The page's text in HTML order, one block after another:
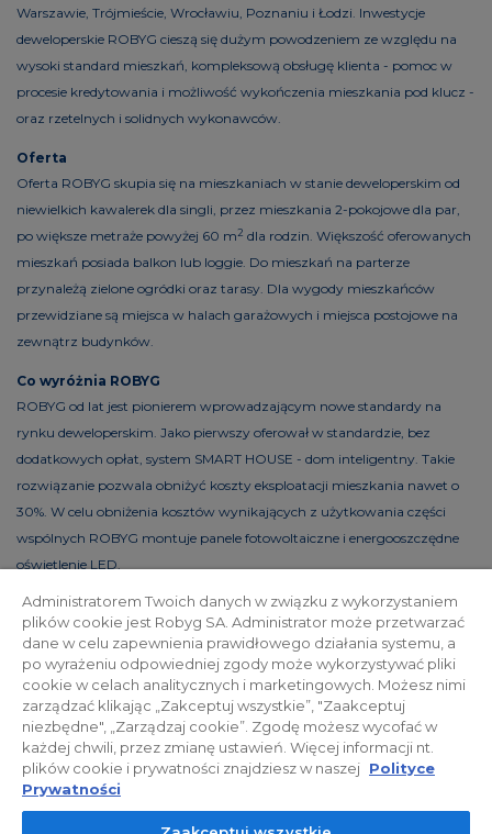
Warszawie, Trójmieście, Wrocławiu, Poznaniu i Łodzi. Inwestycje
deweloperskie ROBYG cieszą się dużym powodzeniem ze względu na
wysoki standard mieszkań, kompleksową obsługę klienta - pomoc w
procesie kredytowania i możliwość wykończenia mieszkania pod klucz -
oraz rzetelnych i solidnych wykonawców.
Oferta
Oferta ROBYG skupia się na mieszkaniach w stanie deweloperskim od
niewielkich kawalerek dla singli, przez mieszkania 2-pokojowe dla par,
po większe metraże powyżej 60 m2 dla rodzin. Większość oferowanych
mieszkań posiada balkon lub loggie. Do mieszkań na parterze
przynależą zielone ogródki oraz tarasy. Dla wygody mieszkańców
przewidziane są miejsca w halach garażowych i miejsca postojowe na
zewnątrz budynków.
Co wyróżnia ROBYG
ROBYG od lat jest pionierem wprowadzającym nowe standardy na
rynku deweloperskim. Jako pierwszy oferował w standardzie, bez
dodatkowych opłat, system SMART HOUSE - dom inteligentny. Takie
rozwiązanie pozwala obniżyć koszty eksploatacji mieszkania nawet o
30%. W celu obniżenia kosztów wynikających z użytkowania części
wspólnych ROBYG montuje panele fotowoltaiczne i energooszczędne
oświetlenie LED.
Polityka prywatności Relacje inwestorskie
Facebook
© 2026 ROBYG. Wszystkie prawa zastrzeżone. Powyższa oferta i
przedstawione materiały graficzne mają charakter jedynie
Administratorem Twoich danych w związku z wykorzystaniem
plików cookie jest Robyg SA. Administrator może przetwarzać
dane w celu zapewnienia prawidłowego działania systemu, a
po wyrażeniu odpowiedniej zgody może wykorzystywać pliki
cookie w celach analitycznych i marketingowych. Możesz nimi
zarządzać klikając „Zakceptuj wszystkie”, "Zaakceptuj
niezbędne", „Zarządzaj cookie”. Zgodę możesz wycofać w
każdej chwili, przez zmianę ustawień. Więcej informacji nt.
plików cookie i prywatności znajdziesz w naszej Polityce
Prywatności